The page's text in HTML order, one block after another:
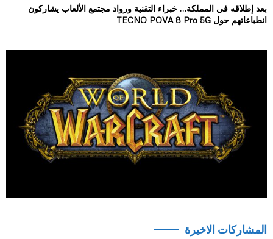
بعد إطلاقه في المملكة… خبراء التقنية ورواد مجتمع الألعاب يشاركون
انطباعاتهم حول TECNO POVA 8 Pro 5G
المشاركات الاخيرة